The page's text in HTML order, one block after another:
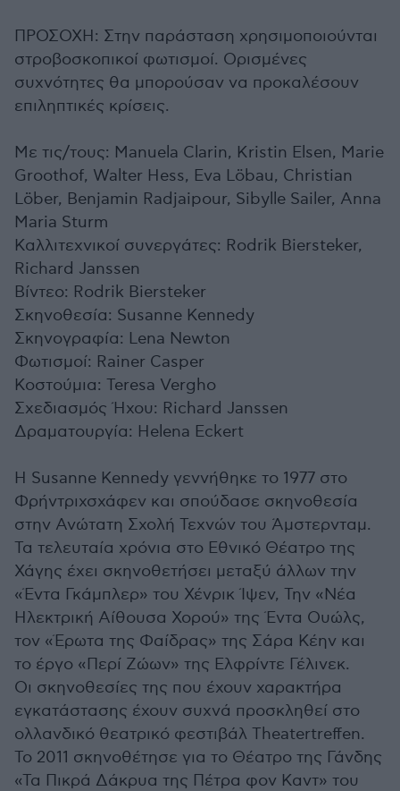
ΠΡΟΣΟΧΗ: Στην παράσταση χρησιμοποιούνται
στροβοσκοπικοί φωτισμοί. Ορισμένες
συχνότητες θα μπορούσαν να προκαλέσουν
επιληπτικές κρίσεις.
Με τις/τους: Manuela Clarin, Kristin Elsen, Marie
Groothof, Walter Hess, Eva Löbau, Christian
Löber, Benjamin Radjaipour, Sibylle Sailer, Anna
Maria Sturm
Καλλιτεχνικοί συνεργάτες: Rodrik Biersteker,
Richard Janssen
Βίντεο: Rodrik Biersteker
Σκηνοθεσία: Susanne Kennedy
Σκηνογραφία: Lena Newton
Φωτισμοί: Rainer Casper
Κοστούμια: Teresa Vergho
Σχεδιασμός Ήχου: Richard Janssen
Δραματουργία: Helena Eckert
Η Susanne Kennedy γεννήθηκε το 1977 στο
Φρήντριχσχάφεν και σπούδασε σκηνοθεσία
στην Ανώτατη Σχολή Τεχνών του Άμστερνταμ.
Τα τελευταία χρόνια στο Εθνικό Θέατρο της
Χάγης έχει σκηνοθετήσει μεταξύ άλλων την
«Έντα Γκάμπλερ» του Χένρικ Ίψεν, Την «Νέα
Ηλεκτρική Αίθουσα Χορού» της Έντα Ουώλς,
τον «Έρωτα της Φαίδρας» της Σάρα Κέην και
το έργο «Περί Ζώων» της Ελφρίντε Γέλινεκ.
Οι σκηνοθεσίες της που έχουν χαρακτήρα
εγκατάστασης έχουν συχνά προσκληθεί στο
ολλανδικό θεατρικό φεστιβάλ Theatertreffen.
Το 2011 σκηνοθέτησε για το Θέατρο της Γάνδης
«Τα Πικρά Δάκρυα της Πέτρα φον Καντ» του